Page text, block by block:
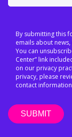
By submitting this
emails about
You can
Center” link
on our privacy
privacy, please
contact